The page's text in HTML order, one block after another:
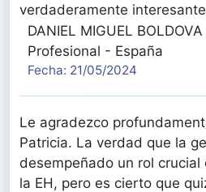
verdaderamente
DANIEL MIGUEL
Profesional - España
Fecha: 21/05/2024
Le agradezco
Patricia. La verdad que la
desempeñado un rol
la EH, pero es cierto que